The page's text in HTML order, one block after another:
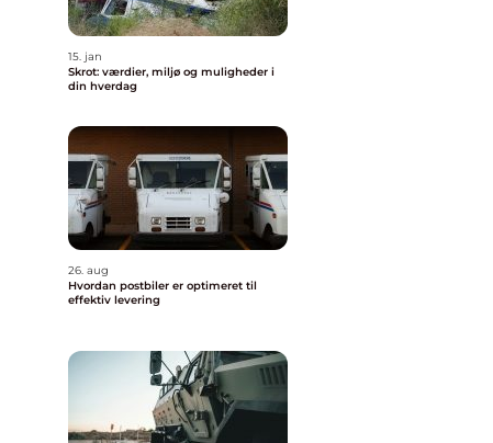
15. jan
Skrot: værdier, miljø og muligheder i
din hverdag
26. aug
Hvordan postbiler er optimeret til
effektiv levering